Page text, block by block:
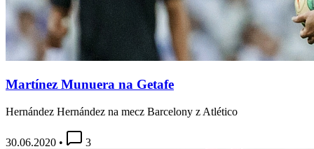
Martínez Munuera na Getafe
Hernández Hernández na mecz Barcelony z Atlético
30.06.2020 • 3